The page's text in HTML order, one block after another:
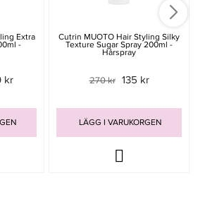
Extra
-
kr
Cutrin MUOTO Hair Styling Silky
Texture Sugar Spray 200ml -
Hårspray
270 kr 135 kr
LÄGG I VARUKORGEN